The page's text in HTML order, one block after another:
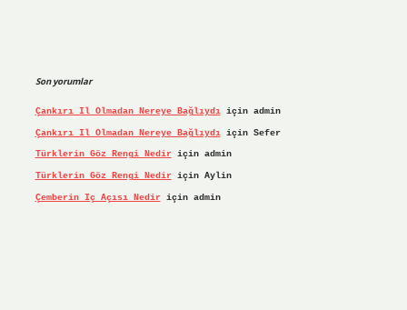
Son yorumlar
Çankırı Il Olmadan Nereye Bağlıydıiçin admin
Çankırı Il Olmadan Nereye Bağlıydıiçin Sefer
Türklerin Göz Rengi Nediriçin admin
Türklerin Göz Rengi Nediriçin Aylin
Çemberin Iç Açısı Nediriçin admin